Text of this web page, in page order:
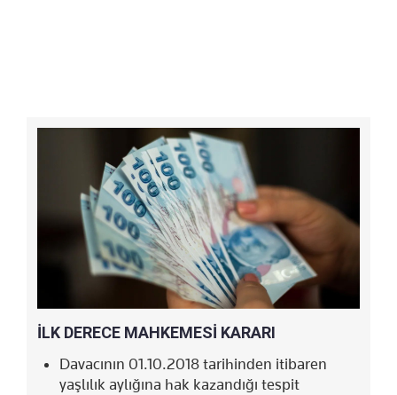
İLK DERECE MAHKEMESİ KARARI
Davacının 01.10.2018 tarihinden itibaren
yaşlılık aylığına hak kazandığı tespit